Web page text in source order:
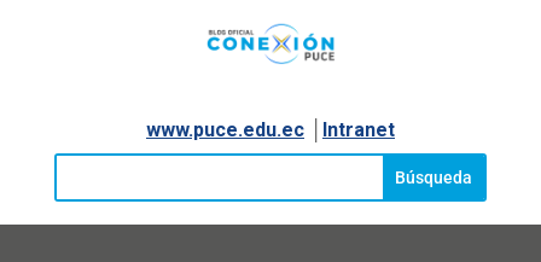
www.puce.edu.ec│ Intranet